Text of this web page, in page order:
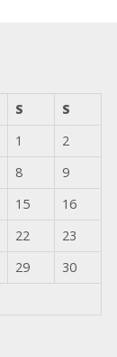
S
S
1
2
8
9
15
16
22
23
29
30